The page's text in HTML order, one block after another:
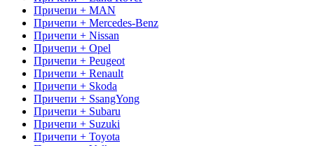
Причепи + MAN
Причепи + Mercedes-Benz
Причепи + Nissan
Причепи + Opel
Причепи + Peugeot
Причепи + Renault
Причепи + Skoda
Причепи + SsangYong
Причепи + Subaru
Причепи + Suzuki
Причепи + Toyota